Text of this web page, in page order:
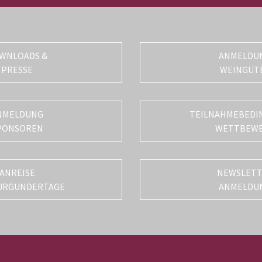
&
PRESSE
ANREISE